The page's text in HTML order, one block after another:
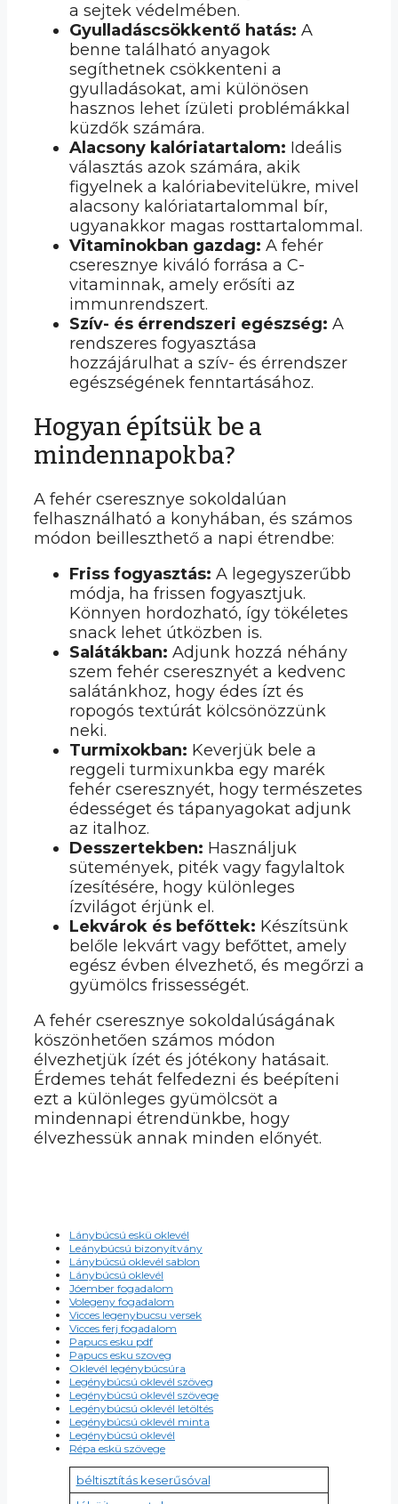
a sejtek védelmében.
Gyulladáscsökkentő hatás: A
benne található anyagok
segíthetnek csökkenteni a
gyulladásokat, ami különösen
hasznos lehet ízületi problémákkal
küzdők számára.
Alacsony kalóriatartalom: Ideális
választás azok számára, akik
figyelnek a kalóriabevitelükre, mivel
alacsony kalóriatartalommal bír,
ugyanakkor magas rosttartalommal.
Vitaminokban gazdag: A fehér
cseresznye kiváló forrása a C-
vitaminnak, amely erősíti az
immunrendszert.
Szív- és érrendszeri egészség: A
rendszeres fogyasztása
hozzájárulhat a szív- és érrendszer
egészségének fenntartásához.
Hogyan építsük be a
mindennapokba?
A fehér cseresznye sokoldalúan
felhasználható a konyhában, és számos
módon beilleszthető a napi étrendbe:
Friss fogyasztás: A legegyszerűbb
módja, ha frissen fogyasztjuk.
Könnyen hordozható, így tökéletes
snack lehet útközben is.
Salátákban: Adjunk hozzá néhány
szem fehér cseresznyét a kedvenc
salátánkhoz, hogy édes ízt és
ropogós textúrát kölcsönözzünk
neki.
Turmixokban: Keverjük bele a
reggeli turmixunkba egy marék
fehér cseresznyét, hogy természetes
édességet és tápanyagokat adjunk
az italhoz.
Desszertekben: Használjuk
sütemények, piték vagy fagylaltok
ízesítésére, hogy különleges
ízvilágot érjünk el.
Lekvárok és befőttek: Készítsünk
belőle lekvárt vagy befőttet, amely
egész évben élvezhető, és megőrzi a
gyümölcs frissességét.
A fehér cseresznye sokoldalúságának
köszönhetően számos módon
élvezhetjük ízét és jótékony hatásait.
Érdemes tehát felfedezni és beépíteni
ezt a különleges gyümölcsöt a
mindennapi étrendünkbe, hogy
élvezhessük annak minden előnyét.
Lánybúcsú eskü oklevél
Leánybúcsú bizonyítvány
Lánybúcsú oklevél sablon
Lánybúcsú oklevél
Jóember fogadalom
Volegeny fogadalom
Vicces legenybucsu versek
Vicces ferj fogadalom
Papucs esku pdf
Papucs esku szoveg
Oklevél legénybúcsúra
Legénybúcsú oklevél szöveg
Legénybúcsú oklevél szövege
Legénybúcsú oklevél letöltés
Legénybúcsú oklevél minta
Legénybúcsú oklevél
Répa eskü szövege
béltisztítás keserűsóval